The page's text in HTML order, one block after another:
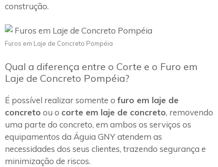
construção.
Furos em Laje de Concreto Pompéia
Qual a diferença entre o Corte e o Furo em
Laje de Concreto Pompéia?
É possível realizar somente o furo em laje de
concreto ou o corte em laje de concreto, removendo
uma parte do concreto, em ambos os serviços os
equipamentos da Águia GNY atendem as
necessidades dos seus clientes, trazendo segurança e
minimização de riscos.